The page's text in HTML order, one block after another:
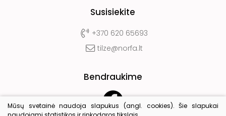
Susisiekite
+370 620 65693
tilze@norfa.lt
Bendraukime
Mūsų svetainė naudoja slapukus (angl. cookies). Šie slapukai